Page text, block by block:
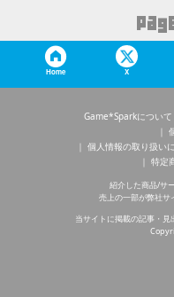
Home X
Game*Sparkについて
個人情報の取り扱い
特定
紹介した商品/サ
売上の一部が弊社サ
当サイトに掲載の記事・見